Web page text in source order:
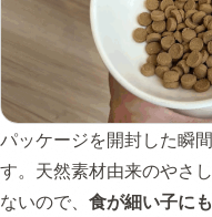
パッケージを開封した瞬
す。天然素材由来のやさ
ないので、 食が細い子に